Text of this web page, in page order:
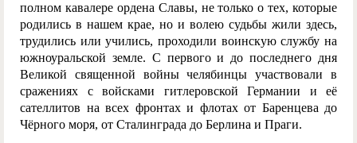
полном кавалере ордена Славы, не только о тех, которые
родились в нашем крае, но и волею судьбы жили здесь,
трудились или учились, проходили воинскую службу на
южноуральской земле. С первого и до последнего дня
Великой священной войны челябинцы участвовали в
сражениях с войсками гитлеровской Германии и её
сателлитов на всех фронтах и флотах от Баренцева до
Чёрного моря, от Сталинграда до Берлина и Праги.